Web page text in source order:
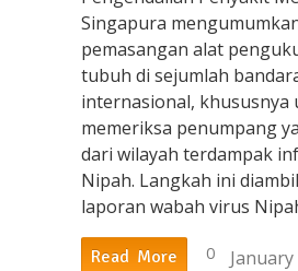
Singapura
pemasangan alat
tubuh di sejumlah
internasional, khususnya
memeriksa penumpang
dari wilayah terdampak
Nipah. Langkah ini
laporan wabah virus
Read More 0 January